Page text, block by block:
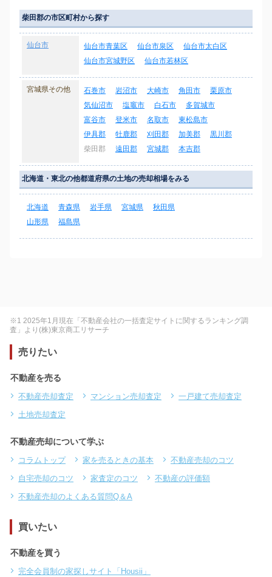
柴田郡の市区町村から探す
仙台市 仙台市青葉区 仙台市泉区
仙台市太白区
仙台市宮城野区
仙台市若林区
宮城県その他 石巻市 岩沼市 大崎市 角田市
栗原市
気仙沼市
塩竈市 白石市
多賀城市
富谷市
登米市 名取市
東松島市
伊具郡
牡鹿郡 刈田郡 加美郡
黒川郡
柴田郡
遠田郡 宮城郡 本吉郡
北海道・東北の他都道府県の土地の売却相場をみる
北海道 青森県 岩手県 宮城県
秋田県
山形県
福島県
※1 2025年1月現在「不動産会社の一括査定サイトに関するランキング調
査」より(株)東京商工リサーチ
売りたい
不動産を売る
不動産売却査定 マンション売却査定
一戸建て売却査定
土地売却査定
不動産売却について学ぶ
コラムトップ 家を売るときの基本
不動産売却のコツ
自宅売却のコツ
家査定のコツ
不動産の評価額
不動産売却のよくある質問Q＆A
買いたい
不動産を買う
完全会員制の家探しサイト「Housii」